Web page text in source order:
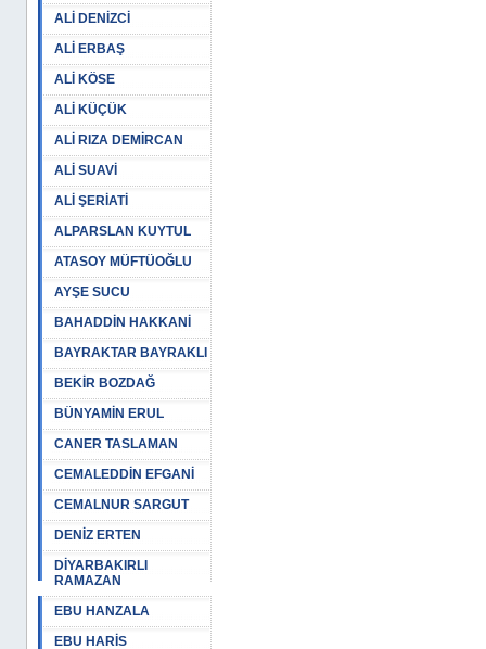
ALİ DENİZCİ
ALİ ERBAŞ
ALİ KÖSE
ALİ KÜÇÜK
ALİ RIZA DEMİRCAN
ALİ SUAVİ
ALİ ŞERİATİ
ALPARSLAN KUYTUL
ATASOY MÜFTÜOĞLU
AYŞE SUCU
BAHADDİN HAKKANİ
BAYRAKTAR BAYRAKLI
BEKİR BOZDAĞ
BÜNYAMİN ERUL
CANER TASLAMAN
CEMALEDDİN EFGANİ
CEMALNUR SARGUT
DENİZ ERTEN
DİYARBAKIRLI
RAMAZAN
EBU HANZALA
EBU HARİS